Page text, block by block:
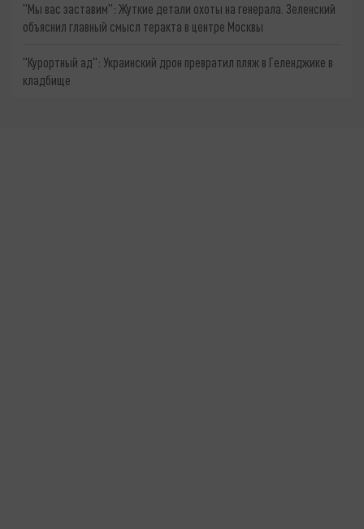
"Мы вас заставим": Жуткие детали охоты на генерала. Зеленский
объяснил главный смысл теракта в центре Москвы
"Курортный ад": Украинский дрон превратил пляж в Геленджике в
кладбище